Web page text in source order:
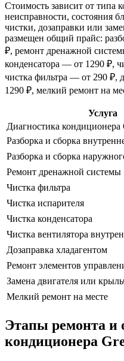
Стоимость зависит от типа
неисправности, состояния
чистки, дозаправки или
размещен общий прайс:
₽, ремонт дренажной
конденсатора — от 1290 ₽,
чистка фильтра — от 290 ₽,
1290 ₽, мелкий ремонт на
Услуга
Диагностика кондиционера
Разборка и сборка
Разборка и сборка
Ремонт дренажной системы
Чистка фильтра
Чистка испарителя
Чистка конденсатора
Чистка вентилятора
Дозаправка хладагентом
Ремонт элементов
Замена двигателя или
Мелкий ремонт на месте
Этапы ремонта и
кондиционера